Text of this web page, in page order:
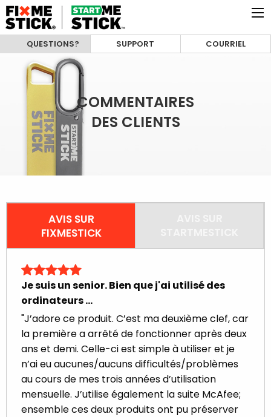
QUESTIONS? SUPPORT COURRIEL
COMMENTAIRES
DES CLIENTS
AVIS SUR
FIXMESTICK
Je suis un senior. Bien que j'ai utilisé des
ordinateurs ...
"J’adore ce produit. C’est ma deuxième clef, car
la première a arrêté de fonctionner après deux
ans et demi. Celle-ci est simple à utiliser et je
n’ai eu aucunes/aucuns difficultés/problèmes
au cours de mes trois années d’utilisation
mensuelle. J’utilise également la suite McAfee;
ensemble ces deux produits ont pu préserver